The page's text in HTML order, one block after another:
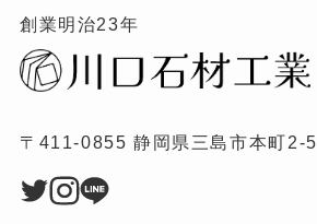
創業明治23年
〒411-0855 静岡県三島市本町2-5